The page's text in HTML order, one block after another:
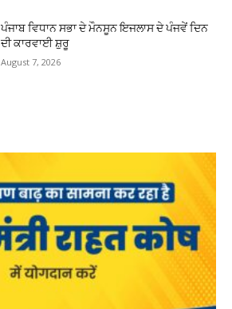
ਪੰਜਾਬ ਵਿਧਾਨ ਸਭਾ ਦੇ ਮੌਨਸੂਨ ਇਜਲਾਸ ਦੇ ਪੰਜਵੇਂ ਦਿਨ
ਦੀ ਕਾਰਵਾਈ ਸ਼ੁਰੂ
August 7, 2026